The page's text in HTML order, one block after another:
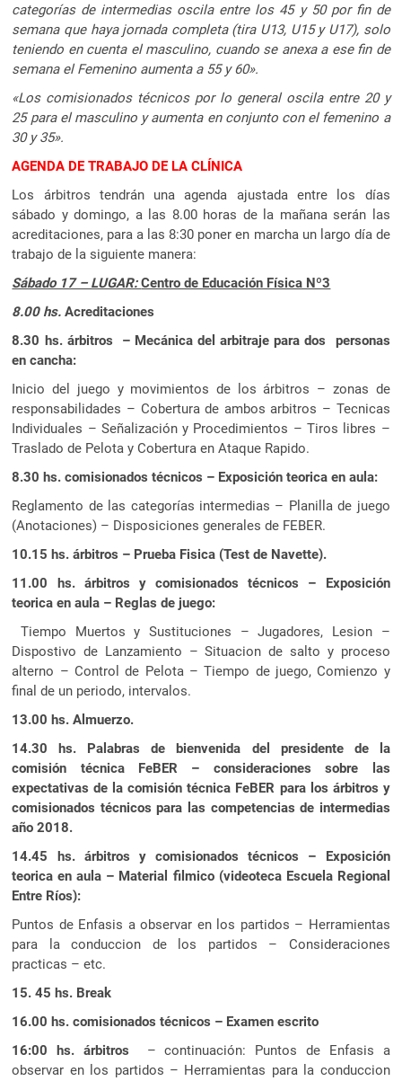
categorías de intermedias oscila entre los 45 y 50 por fin de
semana que haya jornada completa (tira U13, U15 y U17), solo
teniendo en cuenta el masculino, cuando se anexa a ese fin de
semana el Femenino aumenta a 55 y 60».
«Los comisionados técnicos por lo general oscila entre 20 y
25 para el masculino y aumenta en conjunto con el femenino a
30 y 35».
AGENDA DE TRABAJO DE LA CLÍNICA
Los árbitros tendrán una agenda ajustada entre los días
sábado y domingo, a las 8.00 horas de la mañana serán las
acreditaciones, para a las 8:30 poner en marcha un largo día de
trabajo de la siguiente manera:
Sábado 17 – LUGAR:Centro de Educación Física Nº3
8.00 hs.Acreditaciones
8.30 hs. árbitros – Mecánica del arbitraje para dos personas
en cancha:
Inicio del juego y movimientos de los árbitros – zonas de
responsabilidades – Cobertura de ambos arbitros – Tecnicas
Individuales – Señalización y Procedimientos – Tiros libres –
Traslado de Pelota y Cobertura en Ataque Rapido.
8.30 hs. comisionados técnicos – Exposición teorica en aula:
Reglamento de las categorías intermedias – Planilla de juego
(Anotaciones) – Disposiciones generales de FEBER.
10.15 hs. árbitros – Prueba Fisica (Test de Navette).
11.00 hs. árbitros y comisionados técnicos – Exposición
teorica en aula – Reglas de juego:
Tiempo Muertos y Sustituciones – Jugadores, Lesion –
Dispostivo de Lanzamiento – Situacion de salto y proceso
alterno – Control de Pelota – Tiempo de juego, Comienzo y
final de un periodo, intervalos.
13.00 hs. Almuerzo.
14.30 hs. Palabras de bienvenida del presidente de la
comisión técnica FeBER – consideraciones sobre las
expectativas de la comisión técnica FeBER para los árbitros y
comisionados técnicos para las competencias de intermedias
año 2018.
14.45 hs. árbitros y comisionados técnicos – Exposición
teorica en aula – Material filmico (videoteca Escuela Regional
Entre Ríos):
Puntos de Enfasis a observar en los partidos – Herramientas
para la conduccion de los partidos – Consideraciones
practicas – etc.
15. 45 hs. Break
16.00 hs. comisionados técnicos – Examen escrito
16:00 hs. árbitros
– continuación: Puntos de Enfasis a
observar en los partidos – Herramientas para la conduccion